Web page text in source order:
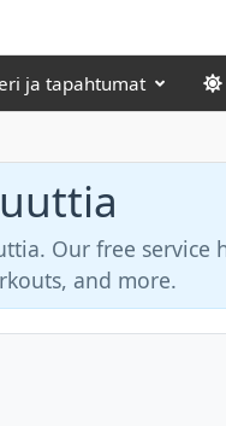
ja tapahtumat
Our free service
and more.